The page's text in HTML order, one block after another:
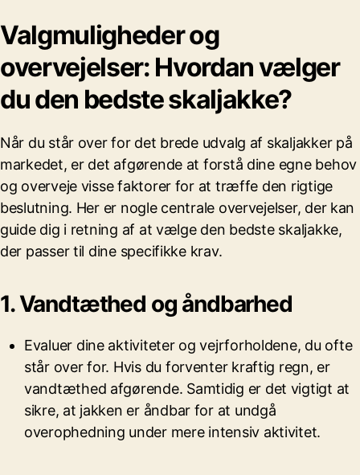
Valgmuligheder og
overvejelser: Hvordan vælger
du den bedste skaljakke?
Når du står over for det brede udvalg af skaljakker på
markedet, er det afgørende at forstå dine egne behov
og overveje visse faktorer for at træffe den rigtige
beslutning. Her er nogle centrale overvejelser, der kan
guide dig i retning af at vælge den bedste skaljakke,
der passer til dine specifikke krav.
1. Vandtæthed og åndbarhed
Evaluer dine aktiviteter og vejrforholdene, du ofte
står over for. Hvis du forventer kraftig regn, er
vandtæthed afgørende. Samtidig er det vigtigt at
sikre, at jakken er åndbar for at undgå
overophedning under mere intensiv aktivitet.